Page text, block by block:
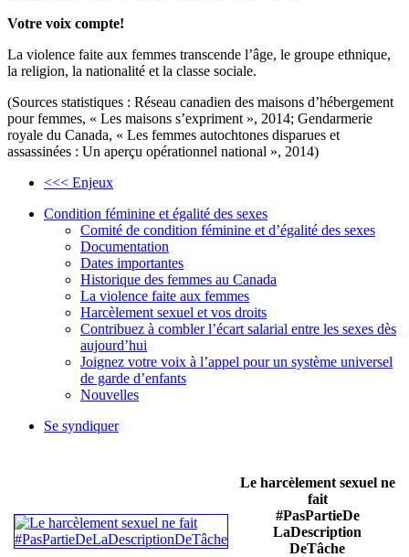
Votre voix compte!
La violence faite aux femmes transcende l’âge, le groupe ethnique,
la religion, la nationalité et la classe sociale.
(Sources statistiques : Réseau canadien des maisons d’hébergement
pour femmes, « Les maisons s’expriment », 2014; Gendarmerie
royale du Canada, « Les femmes autochtones disparues et
assassinées : Un aperçu opérationnel national », 2014)
<<< Enjeux
Condition féminine et égalité des sexes
Comité de condition féminine et d’égalité des sexes
Documentation
Dates importantes
Historique des femmes au Canada
La violence faite aux femmes
Harcèlement sexuel et vos droits
Contribuez à combler l’écart salarial entre les sexes dès
aujourd’hui
Joignez votre voix à l’appel pour un système universel
de garde d’enfants
Nouvelles
Se syndiquer
Le harcèlement sexuel ne
fait
#PasPartieDe
LaDescription
DeTâche